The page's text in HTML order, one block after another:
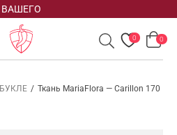
ВАШЕГО
0 0
БУКЛЕ / Ткань MariaFlora — Carillon 170